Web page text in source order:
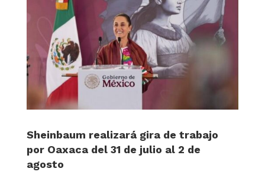
Sheinbaum realizará gira de trabajo
por Oaxaca del 31 de julio al 2 de
agosto